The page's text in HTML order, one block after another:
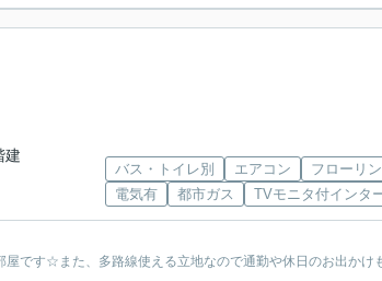
建
バス・トイレ別 エアコン
フローリ
電気有
都市ガス TVモニタ付インタ
です☆また、多路線使える立地なので通勤や休日のお出かけ